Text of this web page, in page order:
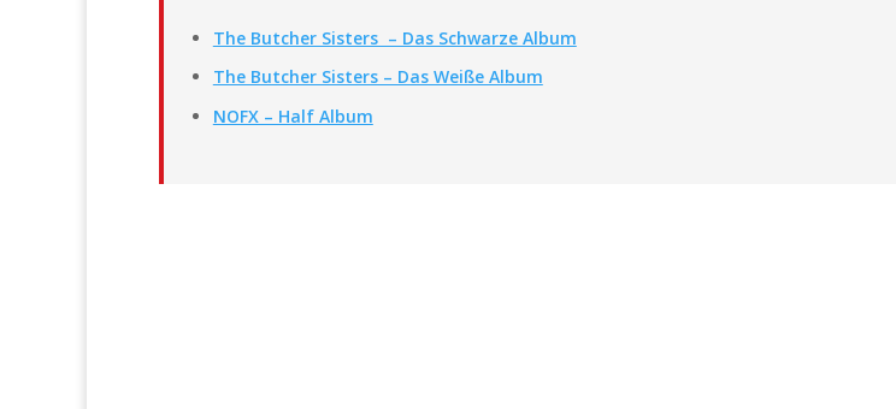
The Butcher Sisters – Das Schwarze Album
The Butcher Sisters – Das Weiße Album
NOFX – Half Album